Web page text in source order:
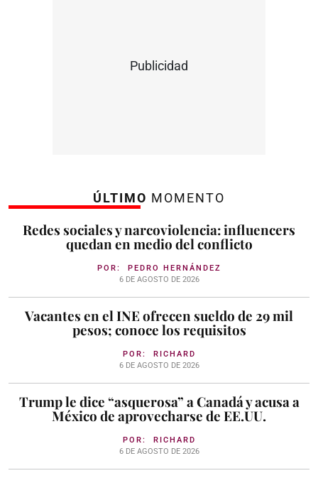
Publicidad
ÚLTIMO MOMENTO
Redes sociales y narcoviolencia: influencers
quedan en medio del conflicto
POR: PEDRO HERNÁNDEZ
6 DE AGOSTO DE 2026
Vacantes en el INE ofrecen sueldo de 29 mil
pesos; conoce los requisitos
POR: RICHARD
6 DE AGOSTO DE 2026
Trump le dice “asquerosa” a Canadá y acusa a
México de aprovecharse de EE.UU.
POR: RICHARD
6 DE AGOSTO DE 2026